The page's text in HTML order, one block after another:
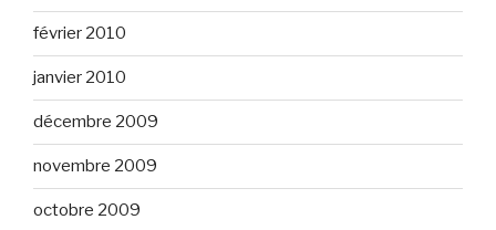
février 2010
janvier 2010
décembre 2009
novembre 2009
octobre 2009